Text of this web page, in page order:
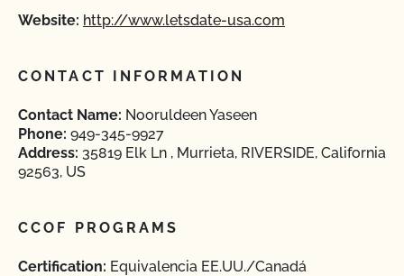
Website: http://www.letsdate-usa.com
CONTACT INFORMATION
Contact Name: Nooruldeen Yaseen
Phone: 949-345-9927
Address: 35819 Elk Ln , Murrieta, RIVERSIDE, California
92563, US
CCOF PROGRAMS
Certification: Equivalencia EE.UU./Canadá